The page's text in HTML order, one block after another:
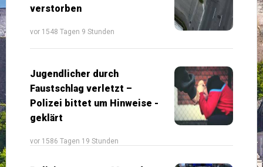
verstorben
vor 1548 Tagen 9 Stunden
Jugendlicher durch
Faustschlag verletzt –
Polizei bittet um Hinweise -
geklärt
vor 1586 Tagen 19 Stunden